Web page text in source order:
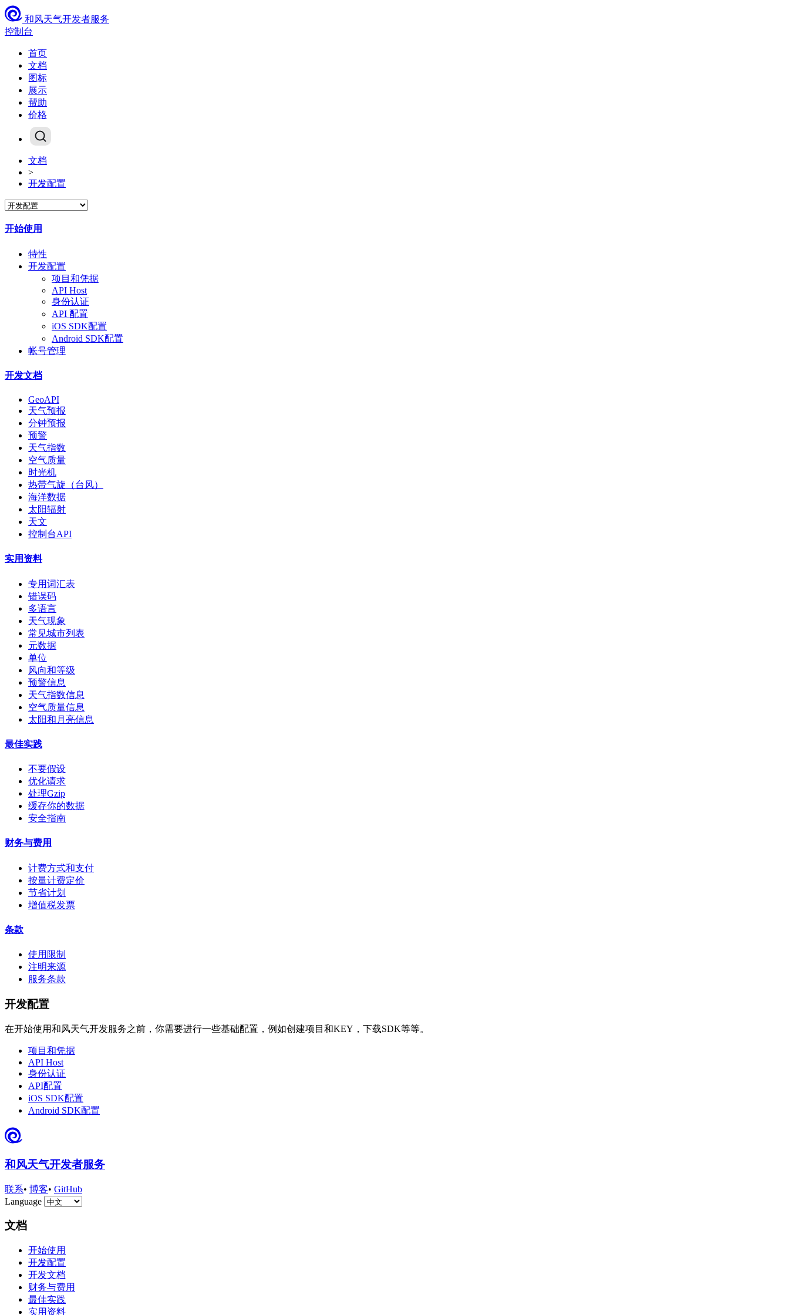
和风天气开发者服务
控制台
首页
文档
图标
展示
帮助
价格
文档
>
开发配置
开始使用
特性
开发配置
项目和凭据
API Host
身份认证
API 配置
iOS SDK配置
Android SDK配置
帐号管理
开发文档
GeoAPI
天气预报
分钟预报
预警
天气指数
空气质量
时光机
热带气旋（台风）
海洋数据
太阳辐射
天文
控制台API
实用资料
专用词汇表
错误码
多语言
天气现象
常见城市列表
元数据
单位
风向和等级
预警信息
天气指数信息
空气质量信息
太阳和月亮信息
最佳实践
不要假设
优化请求
处理Gzip
缓存你的数据
安全指南
财务与费用
计费方式和支付
按量计费定价
节省计划
增值税发票
条款
使用限制
注明来源
服务条款
开发配置
在开始使用和风天气开发服务之前，你需要进行一些基础配置，例如创建项目和KEY，下载SDK等等。
项目和凭据
API Host
身份认证
API配置
iOS SDK配置
Android SDK配置
和风天气开发者服务
联系• 博客• GitHub
Language
文档
开始使用
开发配置
开发文档
财务与费用
最佳实践
实用资料